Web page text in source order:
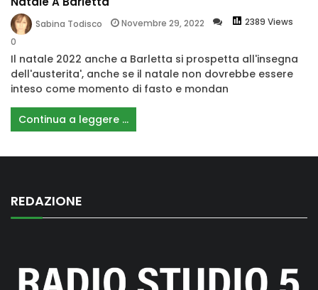
Sabina Todisco Novembre 29, 2022
2389 Views
0
Il natale 2022 anche a Barletta si prospetta all'insegna
dell'austerita', anche se il natale non dovrebbe essere
inteso come momento di fasto e mondan
Continua a leggere ...
REDAZIONE